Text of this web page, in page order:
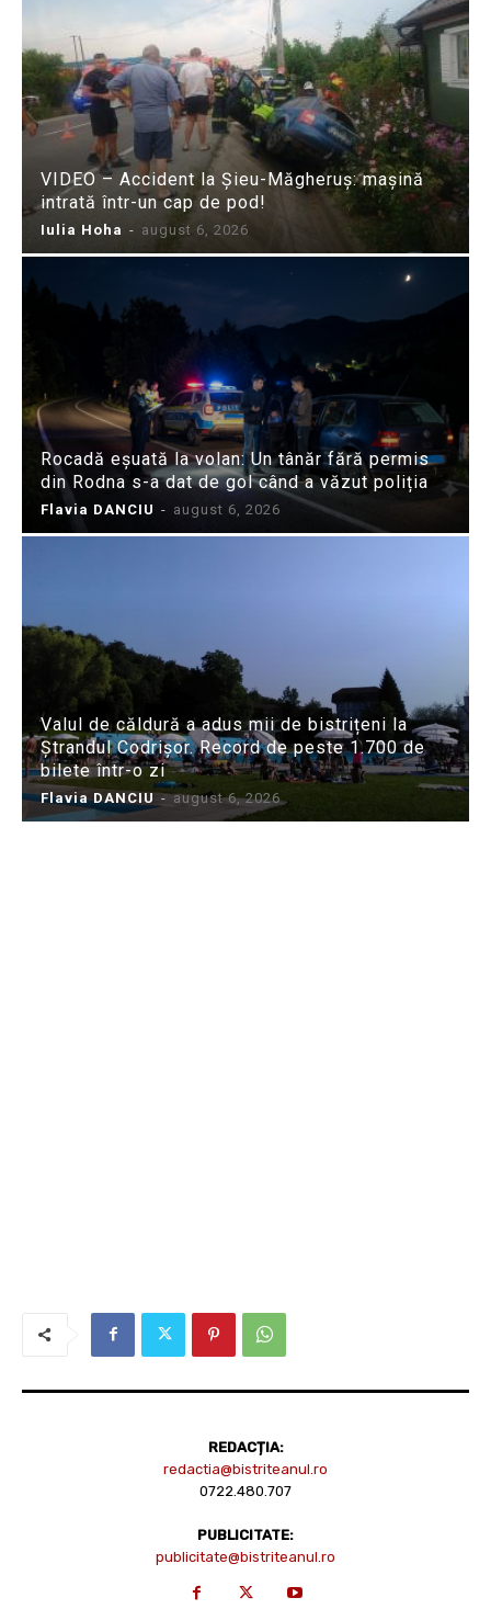
VIDEO – Accident la Șieu-Măgheruș: mașină
intrată într-un cap de pod!
Iulia Hoha - august 6, 2026
Rocadă eșuată la volan: Un tânăr fără permis
din Rodna s-a dat de gol când a văzut poliția
Flavia DANCIU - august 6, 2026
Valul de căldură a adus mii de bistrițeni la
Ștrandul Codrișor. Record de peste 1.700 de
bilete într-o zi
Flavia DANCIU - august 6, 2026
REDACȚIA:
redactia@bistriteanul.ro
0722.480.707
PUBLICITATE:
publicitate@bistriteanul.ro